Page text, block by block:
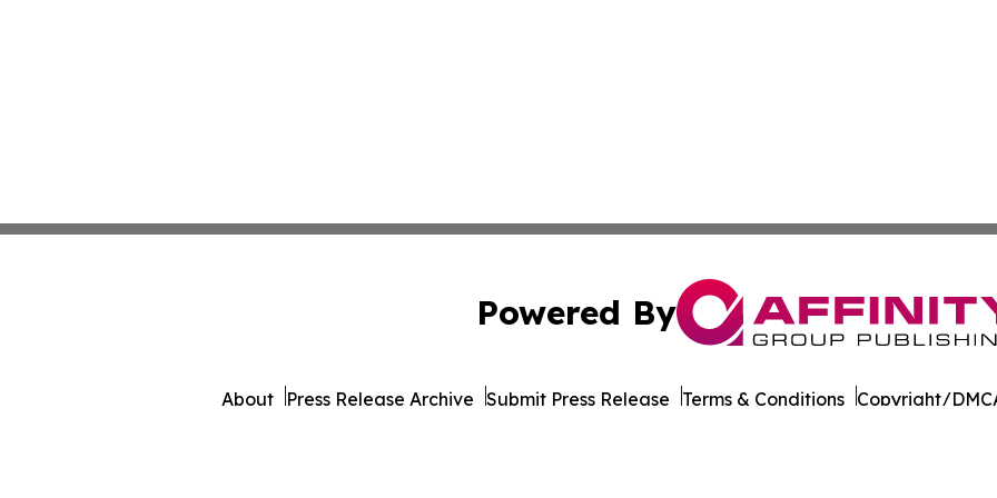
Powered By
About Press Release Archive Submit Press Release Terms & Conditions Copyright/